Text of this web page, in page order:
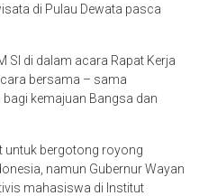
di Pulau Dewata pasca
SI di dalam acara Rapat Kerja
bersama – sama
kemajuan Bangsa dan
untuk bergotong royong
namun Gubernur Wayan
mahasiswa di Institut